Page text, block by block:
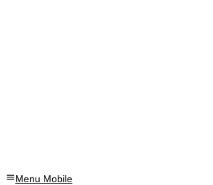
Menu Mobile